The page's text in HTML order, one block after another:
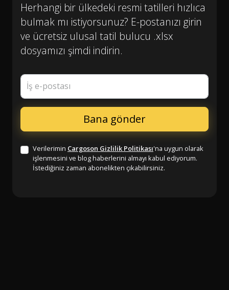
Herhangi bir ülkedeki resmi tatilleri hızlıca
bulmak mı istiyorsunuz? E-postanızı girin
ve ücretsiz ulusal tatil bulucu .xlsx
dosyamızı şimdi indirin.
İş e-postası
Verilerimin Cargoson Gizlilik Politikası'na uygun olarak
işlenmesini ve blog haberlerini almayı kabul ediyorum.
İstediğiniz zaman abonelikten çıkabilirsiniz.